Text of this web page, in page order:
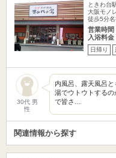
ときわ台
大阪モノ
徒歩5分名
営業時間
入浴料金
日帰り
30代 男
性
内風呂、露天風呂
湯でウトウトする
で皆さ…
関連情報から探す